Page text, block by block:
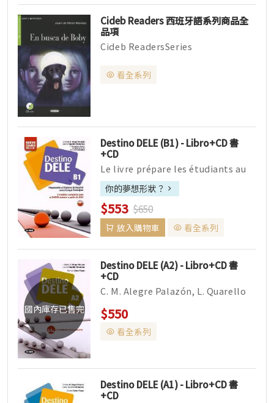
Cideb Readers 西班牙語系列商品全
品項
Cideb ReadersSeries
言... 看全系列
Destino DELE (B1) - Libro+CD 書
+CD
Le livre prépare les étudiants au
no...
你的夢想形狀？
$553 $650
放入購物車 看全系列
國內庫存已售完
Destino DELE (A2) - Libro+CD 書
+CD
C. M. Alegre Palazón, L. Quarello
Demarcos,...
$550
看全系列
Destino DELE (A1) - Libro+CD 書
+CD